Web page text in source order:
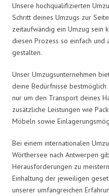
Unsere hochqualifizierten
Schritt deines Umzugs zur
zeitaufwändig ein Umzug sein
diesen Prozess so einfach und
gestalten.
Unser Umzugsunternehmen
deine Bedürfnisse
nur um den Transport deines
zusätzliche Leistungen wie
Möbeln sowie
Bei einem internationalen
Wörthersee nach Antwerpen
Herausforderungen zu
Einhaltung der jeweiligen
unserer umfangreichen